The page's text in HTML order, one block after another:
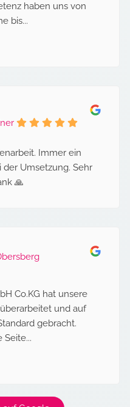
haben uns von
bis...
Immer ein
Umsetzung. Sehr
🙏
Co.KG hat unsere
und auf
gebracht.